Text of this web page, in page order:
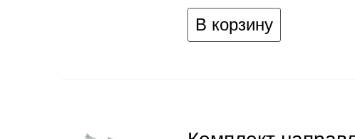
В корзину